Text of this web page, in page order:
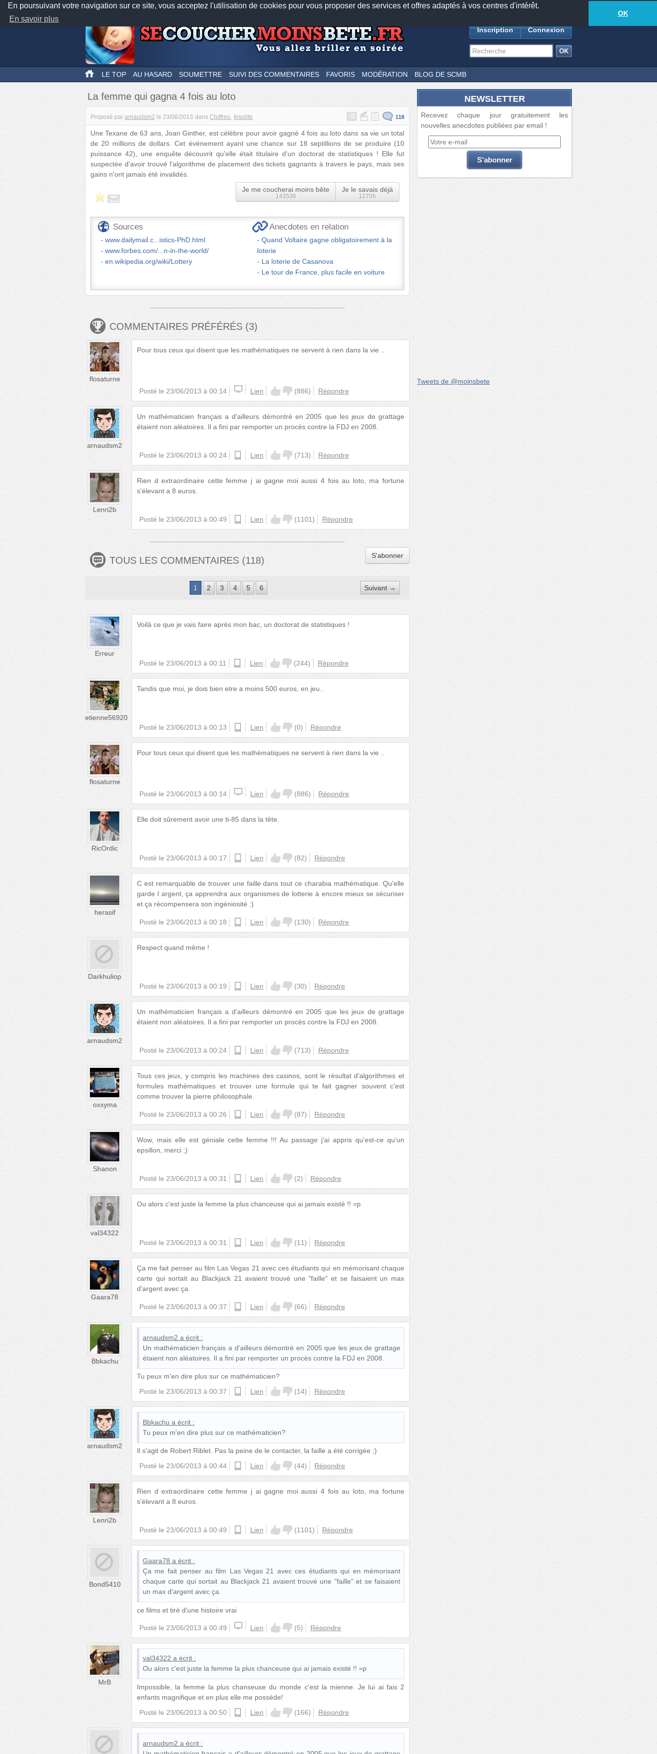
En poursuivant votre navigation sur ce site, vous acceptez l'utilisation de cookies pour vous proposer des services et offres adaptés à vos centres d'intérêt.
En savoir plus
OK
Nos applications mobiles Newsletter Facebook
TwitterFeeds18877anecdotes-331lecteurs connectés
Inscription Connexion
LE TOP AU HASARD SOUMETTRE SUIVI DES COMMENTAIRES FAVORIS MODÉRATION BLOG DE SCMB
La femme qui gagna 4 fois au loto
Proposé par arnaudsm2 le 23/06/2013 dans Chiffres Insolite 118
Une Texane de 63 ans, Joan Ginther, est célèbre pour avoir gagné 4 fois au loto dans sa vie un total
de 20 millions de dollars. Cet événement ayant une chance sur 18 septillions de se produire (10
puissance 42), une enquête découvrit qu'elle était titulaire d'un doctorat de statistiques ! Elle fut
suspectée d'avoir trouvé l'algorithme de placement des tickets gagnants à travers le pays, mais ses
gains n'ont jamais été invalidés.
Je me coucherai moins bête
143536
Je le savais déjà
12706
Sources
www.dailymail.c...istics-PhD.html
www.forbes.com/...n-in-the-world/
en.wikipedia.org/wiki/Lottery
Anecdotes en relation
Quand Voltaire gagne obligatoirement à la
loterie
La loterie de Casanova
Le tour de France, plus facile en voiture
COMMENTAIRES PRÉFÉRÉS (3)
flosaturne
Pour tous ceux qui disent que les mathématiques ne servent à rien dans la vie ..
Posté le 23/06/2013 à 00:14 Lien (886) Répondre
arnaudsm2
Un mathématicien français a d'ailleurs démontré en 2005 que les jeux de grattage
étaient non aléatoires. Il a fini par remporter un procès contre la FDJ en 2008.
Posté le 23/06/2013 à 00:24 androidLien (713) Répondre
Lenri2b
Rien d extraordinaire cette femme j ai gagne moi aussi 4 fois au loto, ma fortune
s'élevant a 8 euros.
Posté le 23/06/2013 à 00:49 Lien (1101) Répondre
TOUS LES COMMENTAIRES (118) S'abonner
1 2 3 4 5 6 Suivant →
Erreur
Voilà ce que je vais faire après mon bac, un doctorat de statistiques !
Posté le 23/06/2013 à 00:11 androidLien (244) Répondre
etienne56920
Tandis que moi, je dois bien etre a moins 500 euros, en jeu..
Posté le 23/06/2013 à 00:13 androidLien (0) Répondre
flosaturne
Pour tous ceux qui disent que les mathématiques ne servent à rien dans la vie ..
Posté le 23/06/2013 à 00:14 Lien (886) Répondre
RicOrdic
Elle doit sûrement avoir une ti-85 dans la tête.
Posté le 23/06/2013 à 00:17 androidLien (82) Répondre
herasif
C est remarquable de trouver une faille dans tout ce charabia mathématique. Qu'elle
garde l argent, ça apprendra aux organismes de lotterie à encore mieux se sécuriser
et ça récompensera son ingéniosité :)
Posté le 23/06/2013 à 00:18 androidLien (130) Répondre
Darkhuliop
Respect quand même !
Posté le 23/06/2013 à 00:19 androidLien (30) Répondre
arnaudsm2
Un mathématicien français a d'ailleurs démontré en 2005 que les jeux de grattage
étaient non aléatoires. Il a fini par remporter un procès contre la FDJ en 2008.
Posté le 23/06/2013 à 00:24 androidLien (713) Répondre
oxxyma
Tous ces jeux, y compris les machines des casinos, sont le résultat d'algorithmes et
formules mathématiques et trouver une formule qui te fait gagner souvent c'est
comme trouver la pierre philosophale.
Posté le 23/06/2013 à 00:26 androidLien (87) Répondre
Shanon
Wow, mais elle est géniale cette femme !!! Au passage j'ai appris qu'est-ce qu'un
epsillon, merci ;)
Posté le 23/06/2013 à 00:31 Lien (2) Répondre
val34322
Ou alors c'est juste la femme la plus chanceuse qui ai jamais existé !! =p
Posté le 23/06/2013 à 00:31 Lien (11) Répondre
Gaara78
Ça me fait penser au film Las Vegas 21 avec ces étudiants qui en mémorisant chaque
carte qui sortait au Blackjack 21 avaient trouvé une "faille" et se faisaient un max
d'argent avec ça.
Posté le 23/06/2013 à 00:37 Lien (66) Répondre
Bbkachu
arnaudsm2 a écrit :
Un mathématicien français a d'ailleurs démontré en 2005 que les jeux de grattage
étaient non aléatoires. Il a fini par remporter un procès contre la FDJ en 2008.
Tu peux m'en dire plus sur ce mathématicien?
Posté le 23/06/2013 à 00:37 androidLien (14) Répondre
arnaudsm2
Bbkachu a écrit :
Tu peux m'en dire plus sur ce mathématicien?
Il s'agit de Robert Riblet. Pas la peine de le contacter, la faille a été corrigée ;)
Posté le 23/06/2013 à 00:44 androidLien (44) Répondre
Lenri2b
Rien d extraordinaire cette femme j ai gagne moi aussi 4 fois au loto, ma fortune
s'élevant a 8 euros.
Posté le 23/06/2013 à 00:49 ios Lien (1101) Répondre
Bond5410
Gaara78 a écrit :
Ça me fait penser au film Las Vegas 21 avec ces étudiants qui en mémorisant
chaque carte qui sortait au Blackjack 21 avaient trouvé une "faille" et se faisaient
un max d'argent avec ça.
ce films et tiré d'une histoire vrai
Posté le 23/06/2013 à 00:49 Lien (5) Répondre
MrB
val34322 a écrit :
Ou alors c'est juste la femme la plus chanceuse qui ai jamais existé !! =p
Impossible, la femme la plus chanseuse du monde c'est la mienne. Je lui ai fais 2
enfants magnifique et en plus elle me possède!
Posté le 23/06/2013 à 00:50 androidLien (166) Répondre
arnaudsm2 a écrit :
NEWSLETTER
Recevez chaque jour gratuitement les
nouvelles anecdotes publiées par email !
Tweets de @moinsbete